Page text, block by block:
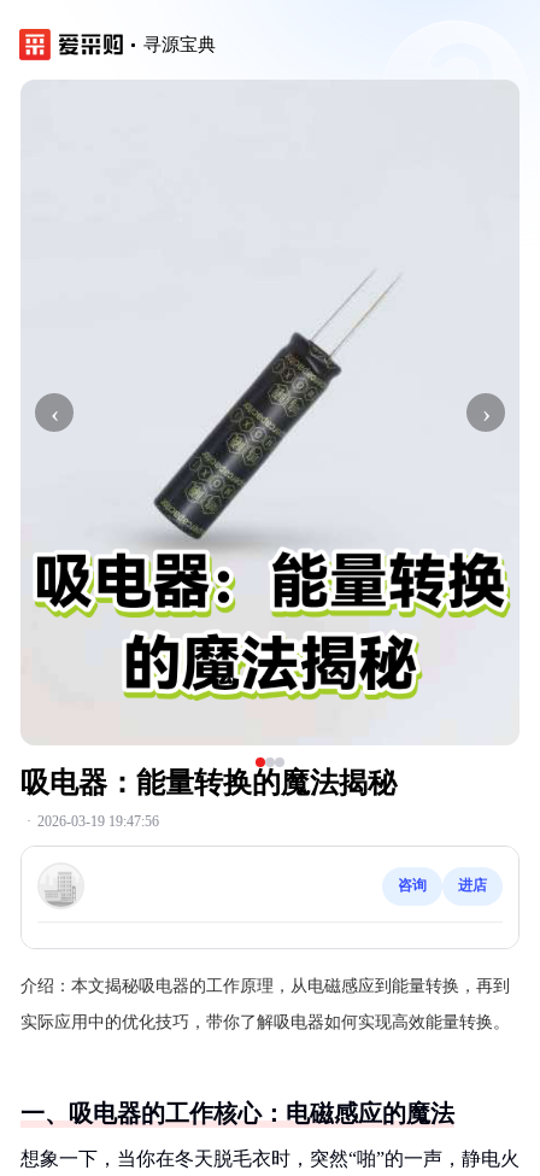
寻源宝典
‹ ›
吸电器：能量转换的魔法揭秘
· 2026-03-19 19:47:56
咨询 进店
介绍： 本文揭秘吸电器的工作原理，从电磁感应到能量转换，再到
实际应用中的优化技巧，带你了解吸电器如何实现高效能量转换。
一、吸电器的工作核心：电磁感应的魔法
想象一下，当你在冬天脱毛衣时，突然“啪”的一声，静电火